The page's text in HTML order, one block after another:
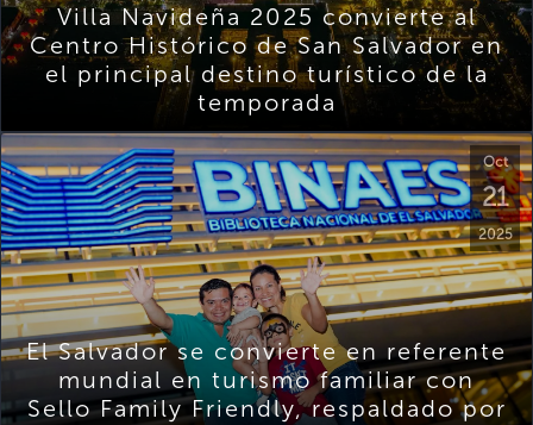
Villa Navideña 2025 convierte al
Centro Histórico de San Salvador en
el principal destino turístico de la
temporada
Oct
21
2025
El Salvador se convierte en referente
mundial en turismo familiar con
Sello Family Friendly, respaldado por